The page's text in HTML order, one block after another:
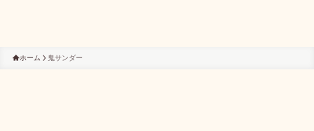
ホーム 鬼サンダー